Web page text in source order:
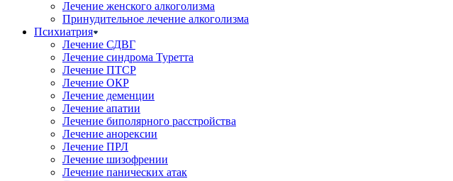
Лечение женского алкоголизма
Принудительное лечение алкоголизма
Психиатрия
Лечение СДВГ
Лечение синдрома Туретта
Лечение ПТСР
Лечение ОКР
Лечение деменции
Лечение апатии
Лечение биполярного расстройства
Лечение анорексии
Лечение ПРЛ
Лечение шизофрении
Лечение панических атак